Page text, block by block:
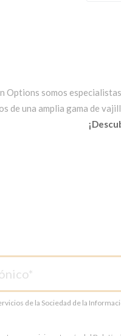
Options somos
de una amplia gama de
de la Sociedad de la